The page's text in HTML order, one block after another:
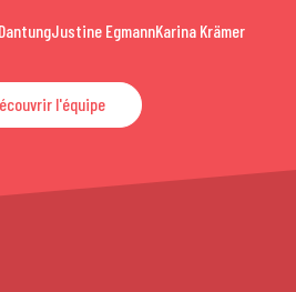
Justine EgmannKarina Krämer
l'équipe